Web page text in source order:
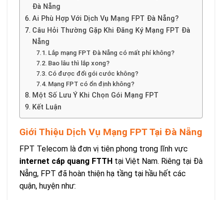
Đà Nẵng
Ai Phù Hợp Với Dịch Vụ Mạng FPT Đà Nẵng?
Câu Hỏi Thường Gặp Khi Đăng Ký Mạng FPT Đà
Nẵng
Lắp mạng FPT Đà Nẵng có mất phí không?
Bao lâu thì lắp xong?
Có được đổi gói cước không?
Mạng FPT có ổn định không?
Một Số Lưu Ý Khi Chọn Gói Mạng FPT
Kết Luận
Giới Thiệu Dịch Vụ Mạng FPT Tại Đà Nẵng
FPT Telecom là đơn vị tiên phong trong lĩnh vực
internet cáp quang FTTH tại Việt Nam. Riêng tại Đà
Nẵng, FPT đã hoàn thiện hạ tầng tại hầu hết các
quận, huyện như: